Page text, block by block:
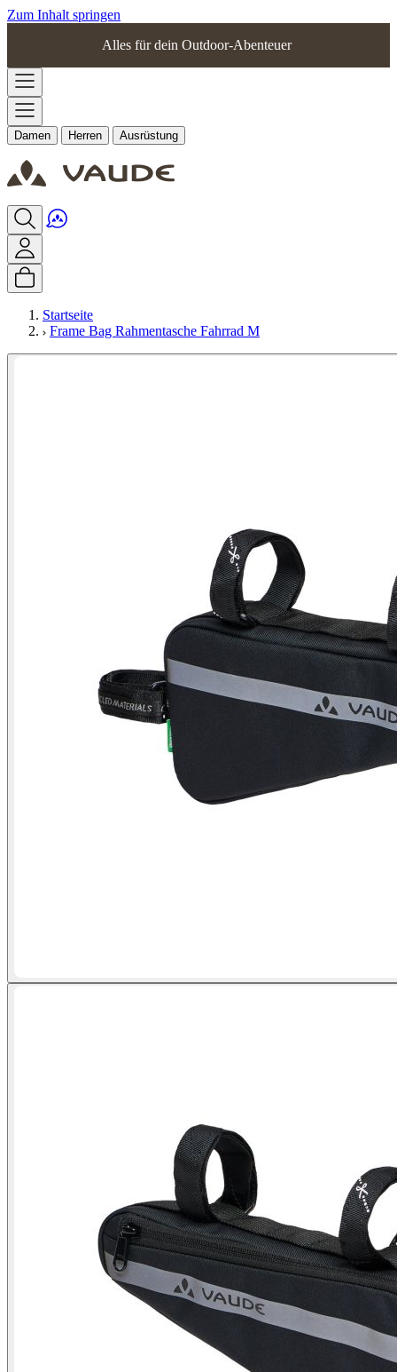
Zum Inhalt springen
Alles für dein Outdoor-Abenteuer
Damen Herren Ausrüstung
Startseite
Frame Bag Rahmentasche Fahrrad M